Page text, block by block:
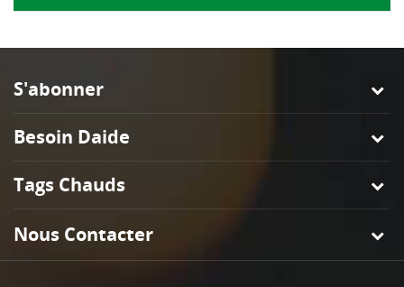
S'abonner
Besoin Daide
Tags Chauds
Nous Contacter